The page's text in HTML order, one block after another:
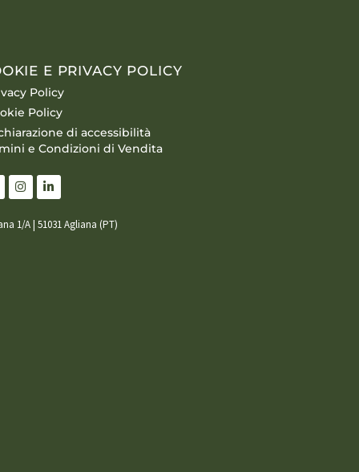
E PRIVACY POLICY
Policy
Policy
di accessibilità
e Condizioni di Vendita
1/A | 51031 Agliana (PT)